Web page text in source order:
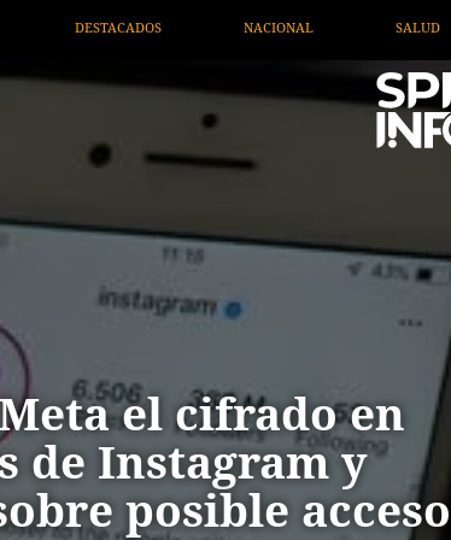
SALUD INTERNACIONAL
el cifrado en
de Instagram y
posible acceso